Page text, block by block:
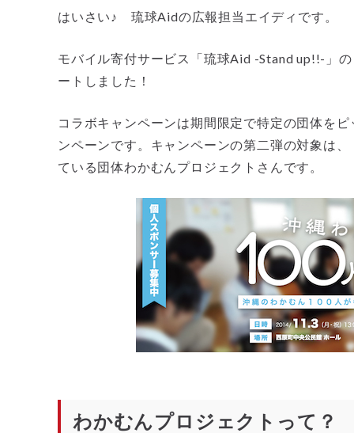
はいさい♪ 琉球Aidの広報担当エイディです。
モバイル寄付サービス「琉球Aid -Stand up!!-」
ートしました！
コラボキャンペーンは期間限定で特定の団体を
ンペーンです。キャンペーンの第二弾の対象は
ている団体わかむんプロジェクトさんです。
わかむんプロジェクトって？